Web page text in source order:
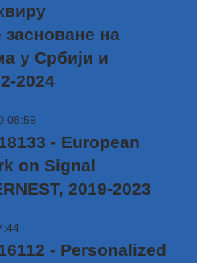
засноване на
у Србији и
2024
08:59
- European
on Signal
2019-2023
- Personalized